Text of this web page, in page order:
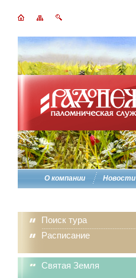
О компании Новости
Поиск тура
Расписание
Святая Земля